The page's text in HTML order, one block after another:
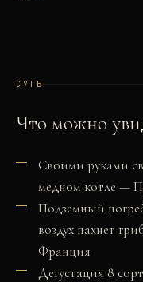
СУТЬ
Что можно
Своими руками
медном котле —
Подземный
воздух пахнет
Франция
Дегустация 8